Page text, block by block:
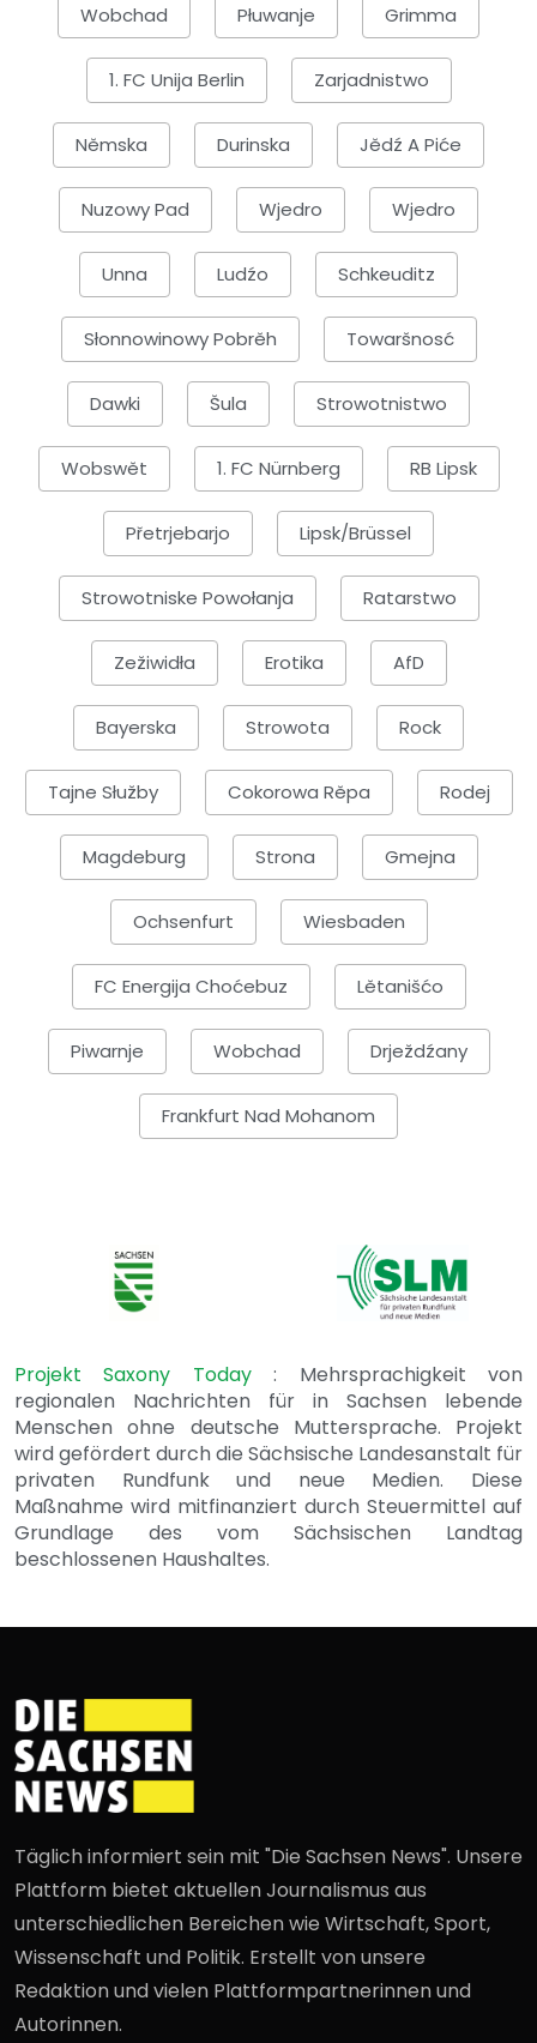
Wobchad Płuwanje Grimma
1. FC Unija Berlin Zarjadnistwo
Němska Durinska Jědź A Piće
Nuzowy Pad Wjedro Wjedro
Unna Ludźo Schkeuditz
Słonnowinowy Pobrěh Towaršnosć
Dawki Šula Strowotnistwo
Wobswět 1. FC Nürnberg RB Lipsk
Přetrjebarjo Lipsk/Brüssel
Strowotniske Powołanja Ratarstwo
Zežiwidła Erotika AfD
Bayerska Strowota Rock
Tajne Słužby Cokorowa Rěpa Rodej
Magdeburg Strona Gmejna
Ochsenfurt Wiesbaden
FC Energija Choćebuz Lětanišćo
Piwarnje Wobchad Drježdźany
Frankfurt Nad Mohanom
Projekt Saxony Today: Mehrsprachigkeit von
regionalen Nachrichten für in Sachsen lebende
Menschen ohne deutsche Muttersprache. Projekt
wird gefördert durch die Sächsische Landesanstalt für
privaten Rundfunk und neue Medien. Diese
Maßnahme wird mitfinanziert durch Steuermittel auf
Grundlage des vom Sächsischen Landtag
beschlossenen Haushaltes.
Täglich informiert sein mit "Die Sachsen News". Unsere
Plattform bietet aktuellen Journalismus aus
unterschiedlichen Bereichen wie Wirtschaft, Sport,
Wissenschaft und Politik. Erstellt von unsere
Redaktion und vielen Plattformpartnerinnen und
Autorinnen.